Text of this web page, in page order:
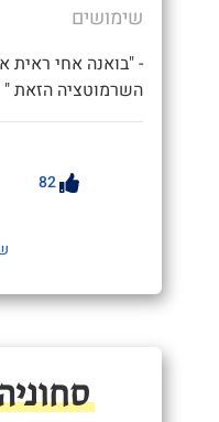
שימושים
- "בואנה אחי ראית
השרמוטציה הזאת "
82